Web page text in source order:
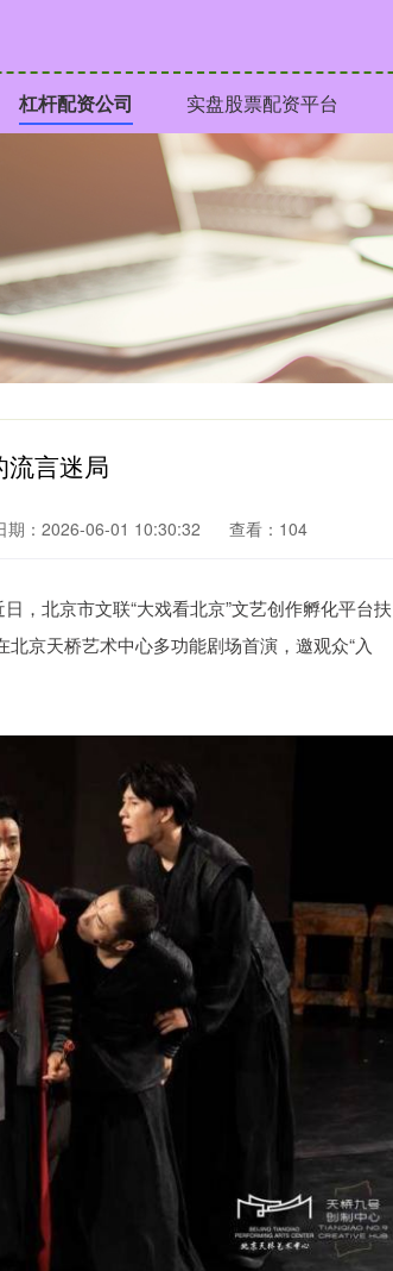
杠杆配资公司 实盘股票配资平台
流言迷局
期：2026-06-01 10:30:32 查看：104
，北京市文联“大戏看北京”文艺创作孵化平台扶
京天桥艺术中心多功能剧场首演，邀观众“入